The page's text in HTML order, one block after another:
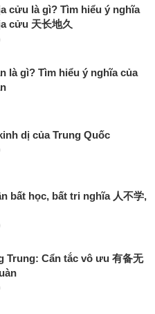
cửu là gì? Tìm hiểu ý nghĩa
cửu 天长地久
là gì? Tìm hiểu ý nghĩa của
dị của Trung Quốc
bất học, bất tri nghĩa 人不学,
Trung: Cẩn tắc vô ưu 有备无